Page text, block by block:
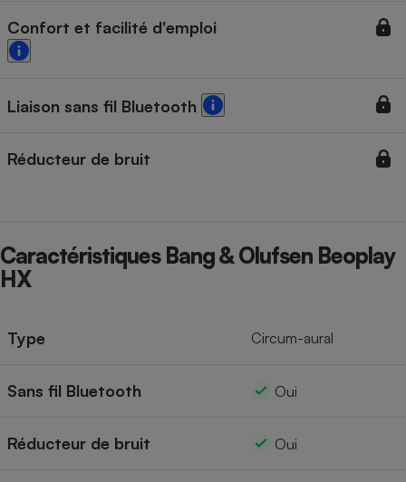
Confort et facilité d'emploi
Liaison sans fil Bluetooth
Réducteur de bruit
Caractéristiques Bang & Olufsen Beoplay
HX
Type Circum-aural
Sans fil Bluetooth Oui
Réducteur de bruit Oui